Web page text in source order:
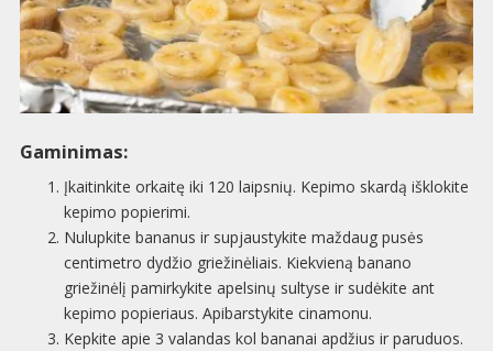
Gaminimas:
Įkaitinkite orkaitę iki 120 laipsnių. Kepimo skardą išklokite
kepimo popierimi.
Nulupkite bananus ir supjaustykite maždaug pusės
centimetro dydžio griežinėliais. Kiekvieną banano
griežinėlį pamirkykite apelsinų sultyse ir sudėkite ant
kepimo popieriaus. Apibarstykite cinamonu.
Kepkite apie 3 valandas kol bananai apdžius ir paruduos.